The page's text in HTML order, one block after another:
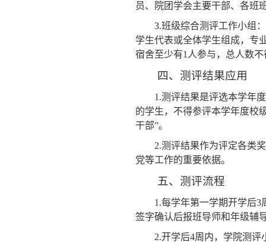
员、院团学会主要干部、各班
3.班级综合测评工作小组
学生代表或全体学生组成，专
宿舍至少有1 人参与，总人数
四、测评结果应用
1.测评结果是评选本学年
的学生，不得参评本学年度校
干部”。
2.测评结果作为评定各类
党等工作的重要依据。
五、测评流程
1.每学年第一学期开学后3
签字确认后报班导师和年级辅
2.开学后4周内，学院测评